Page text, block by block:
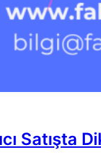
Satışta